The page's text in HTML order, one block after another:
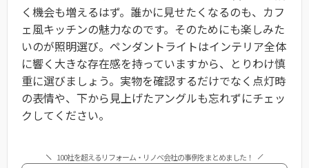
く機会も増えるはず。誰かに見せたくなるのも、カフ
ェ風キッチンの魅力なのです。そのためにも楽しみた
いのが照明選び。ペンダントライトはインテリア全体
に響く大きな存在感を持っていますから、とりわけ慎
重に選びましょう。実物を確認するだけでなく点灯時
の表情や、下から見上げたアングルも忘れずにチェッ
クしてください。
100社を超えるリフォーム・リノベ会社の事例をまとめました！